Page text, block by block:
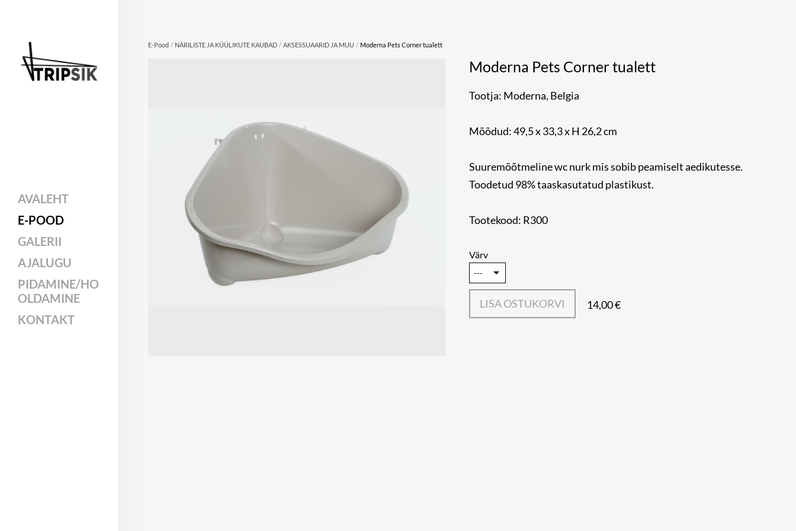
AVALEHT
E-POOD
GALERII
AJALUGU
PIDAMINE/HO
OLDAMINE
KONTAKT
E-Pood / NÄRILISTE JA KÜÜLIKUTE KAUBAD / AKSESSUAARID JA MUU / Moderna Pets Corner tualett
Moderna Pets Corner tualett
Tootja: Moderna, Belgia
Mõõdud: 49,5 x 33,3 x H 26,2 cm
Suuremõõtmeline wc nurk mis sobib peamiselt aedikutesse.
Toodetud 98% taaskasutatud plastikust.
Tootekood: R300
Värv
LISA OSTUKORVI 14,00 €